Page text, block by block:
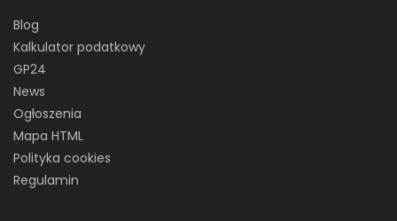
Blog
Kalkulator podatkowy
GP24
News
Ogłoszenia
Mapa HTML
Polityka cookies
Regulamin